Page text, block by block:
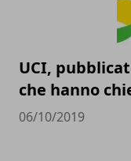
UCI,
che hanno
06/10/2019